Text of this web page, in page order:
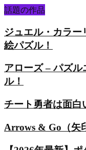
話題の作品
ジュエル・カラ
絵パズル！
アローズ – パズ
ル！
チート勇者は面白
Arrows & Go（矢